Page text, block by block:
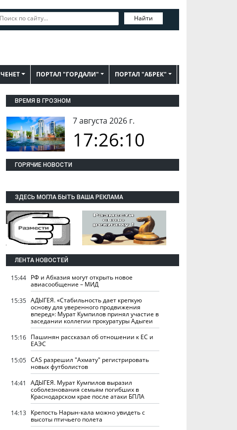
Найти
ЧЕНЕТ ПОРТАЛ "ГОРДАЛИ" ПОРТАЛ "АБРЕК"
ВРЕМЯ В ГРОЗНОМ
7 августа 2026 г.
17:26:11
ГОРЯЧИЕ НОВОСТИ
ЗДЕСЬ МОГЛА БЫТЬ ВАША РЕКЛАМА
ЛЕНТА НОВОСТЕЙ
15:44 РФ и Абхазия могут открыть новое
авиасообщение – МИД
15:35 АДЫГЕЯ. «Стабильность дает крепкую
основу для уверенного продвижения
вперед»: Мурат Кумпилов принял участие в
заседании коллегии прокуратуры Адыгеи
15:16 Пашинян рассказал об отношении к ЕС и
ЕАЭС
15:05 CAS разрешил "Ахмату" регистрировать
новых футболистов
14:41
АДЫГЕЯ. Мурат Кумпилов выразил
соболезнования семьям погибших в
Краснодарском крае после атаки БПЛА
14:13 Крепость Нарын-кала можно увидеть с
высоты птичьего полета